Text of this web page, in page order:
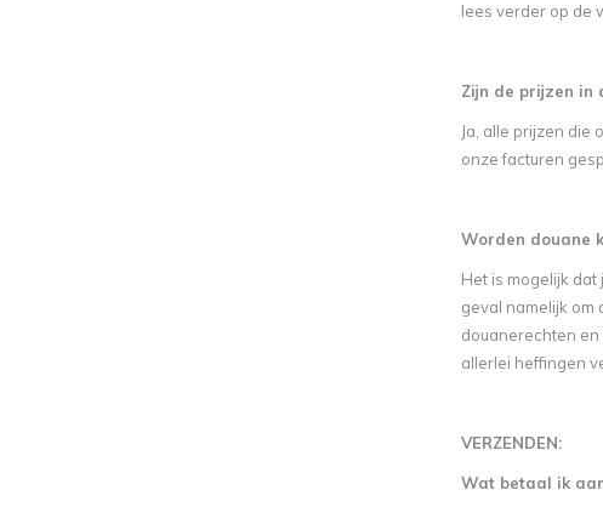
lees verder op de
Zijn de prijzen in
Ja, alle prijzen
onze facturen
Worden douane
Het is mogelijk
geval namelijk om
douanerechten
allerlei heffingen
VERZENDEN:
Wat betaal ik